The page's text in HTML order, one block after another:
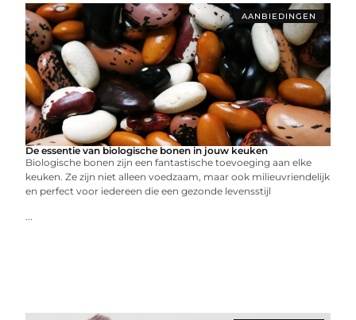
AANBIEDINGEN
De essentie van biologische bonen in jouw keuken
Biologische bonen zijn een fantastische toevoeging aan elke
keuken. Ze zijn niet alleen voedzaam, maar ook milieuvriendelijk
en perfect voor iedereen die een gezonde levensstijl
...